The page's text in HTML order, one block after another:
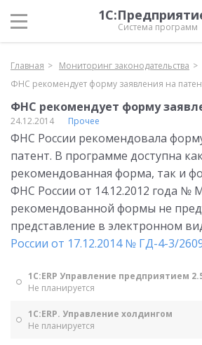
Система программ
Главная Мониторинг законодательства
ФНС рекомендует форму заявления на
ФНС рекомендует форму
24.12.2014 Прочее
ФНС России рекомендовала
патент. В программе доступна
рекомендованная форма, так и
ФНС России от 14.12.2012 года №
рекомендованной формы не
представление в электронном
России от 17.12.2014 № ГД-4-3/
1С:ERP Управление предприятием
Не планируется
1С:ERP. Управление холдингом
Не планируется